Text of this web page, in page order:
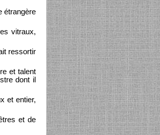
étrangère
vitraux,
ressortir
et talent
dont il
et entier,
et de